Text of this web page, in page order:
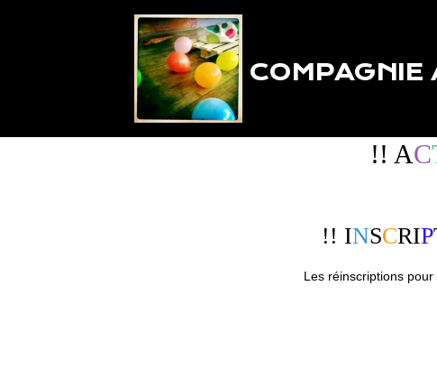
COMPAGNIE
!! AC
!! INSCRIP
Les réinscriptions